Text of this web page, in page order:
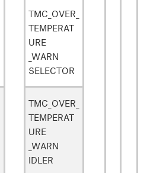
TMC_OVER_
TEMPERAT
URE
_WARN
SELECTOR
TMC_OVER_
TEMPERAT
URE
_WARN
IDLER